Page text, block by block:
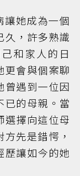
她成為一個
久，許多熟識
和家人的日
更會與個案聊
曾遇到一位因
已的母親。當
選擇向這位母
先是錯愕，
歷讓如今的她